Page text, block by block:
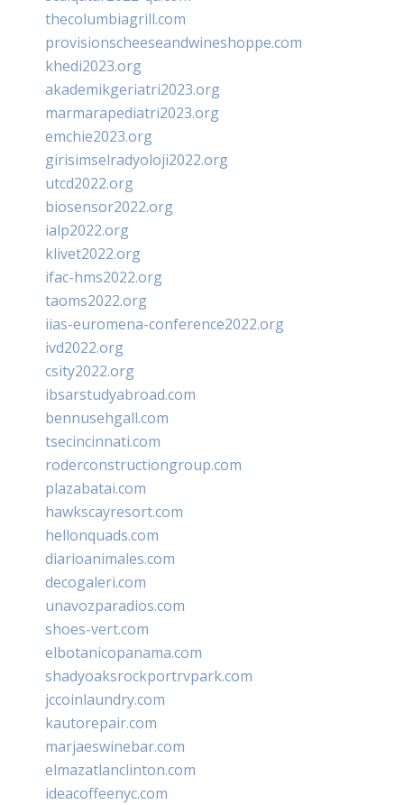
thecolumbiagrill.com
provisionscheeseandwineshoppe.com
khedi2023.org
akademikgeriatri2023.org
marmarapediatri2023.org
emchie2023.org
girisimselradyoloji2022.org
utcd2022.org
biosensor2022.org
ialp2022.org
klivet2022.org
ifac-hms2022.org
taoms2022.org
iias-euromena-conference2022.org
ivd2022.org
csity2022.org
ibsarstudyabroad.com
bennusehgall.com
tsecincinnati.com
roderconstructiongroup.com
plazabatai.com
hawkscayresort.com
hellonquads.com
diarioanimales.com
decogaleri.com
unavozparadios.com
shoes-vert.com
elbotanicopanama.com
shadyoaksrockportrvpark.com
jccoinlaundry.com
kautorepair.com
marjaeswinebar.com
elmazatlanclinton.com
ideacoffeenyc.com